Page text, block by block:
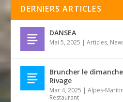
DERNIERS ARTICLES
DANSEA
Mai 5, 2025 |Articles,
Bruncher le
Rivage
Mar 4, 2025 |Alpes-
Restaurant